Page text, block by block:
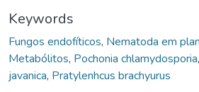
Keywords
Fungos endofíticos, Nematoda em
Metabólitos, Pochonia chlamydosporia,
javanica, Pratylenhcus brachyurus